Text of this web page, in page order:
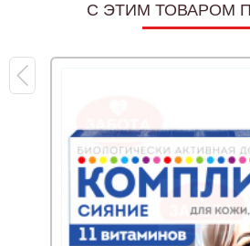
C ЭТИМ ТОВАРОМ